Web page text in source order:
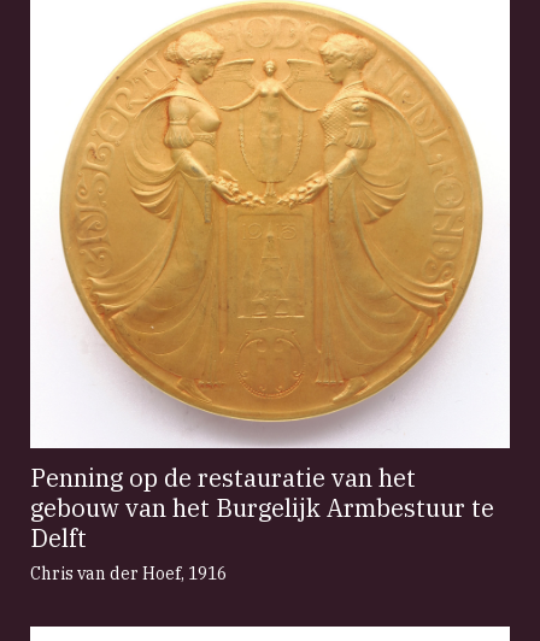
Penning op de restauratie van het
gebouw van het Burgelijk Armbestuur te
Delft
Chris van der Hoef, 1916